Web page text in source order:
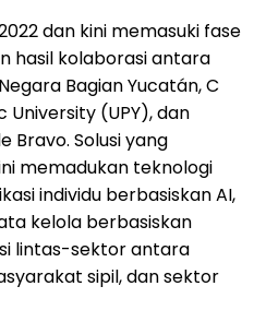
dan kini memasuki fase
hasil kolaborasi antara
Bagian Yucatán, C
University (UPY), dan
Bravo. Solusi yang
memadukan teknologi
individu berbasiskan AI,
kelola berbasiskan
lintas-sektor antara
sipil, dan sektor